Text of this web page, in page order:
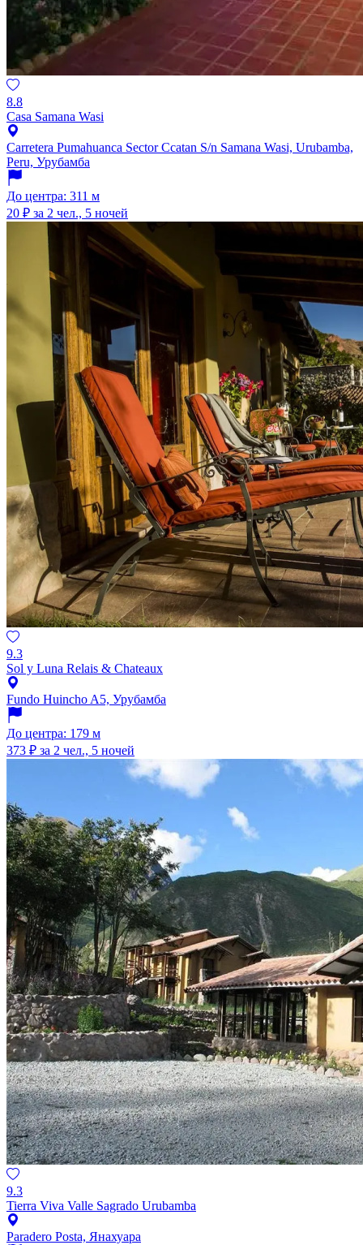
8.8
Casa Samana Wasi
Carretera Pumahuanca Sector Ccatan S/n Samana Wasi, Urubamba,
Peru, Урубамба
До центра: 311 м
20 ₽ за 2 чел., 5 ночей
9.3
Sol y Luna Relais & Chateaux
Fundo Huincho A5, Урубамба
До центра: 179 м
373 ₽ за 2 чел., 5 ночей
9.3
Tierra Viva Valle Sagrado Urubamba
Paradero Posta, Янахуара